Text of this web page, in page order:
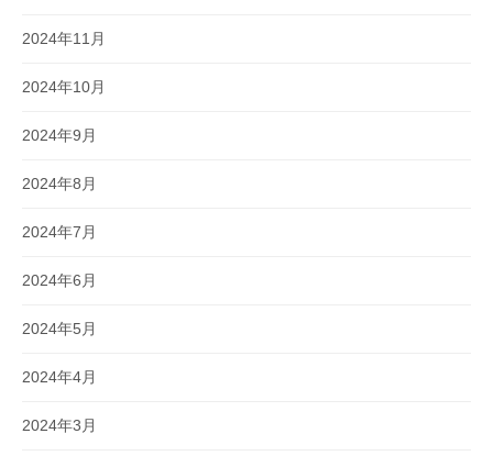
2024年11月
2024年10月
2024年9月
2024年8月
2024年7月
2024年6月
2024年5月
2024年4月
2024年3月